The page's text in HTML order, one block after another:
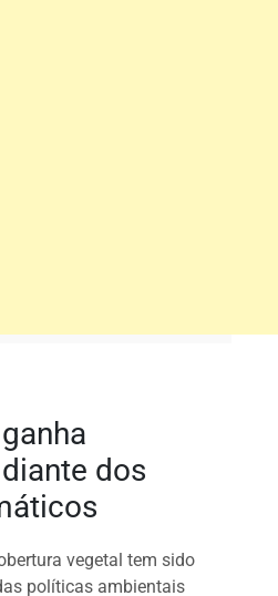
dos
vegetal tem sido
políticas ambientais